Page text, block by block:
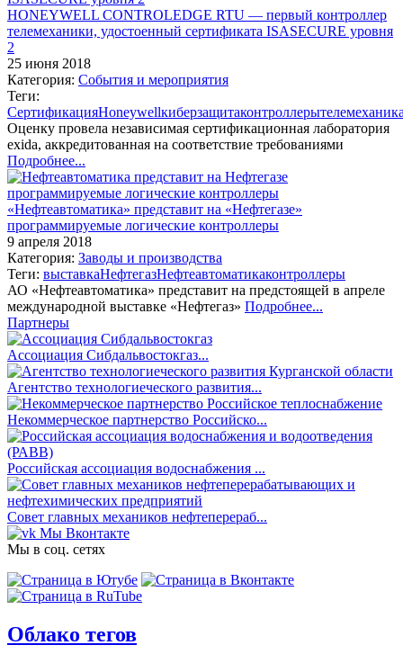
HONEYWELL CONTROLEDGE RTU — первый контроллер
телемеханики, удостоенный сертификата ISASECURE уровня
2
25 июня 2018
Категория: События и мероприятия
Теги:
СертификацияHoneywellкиберзащитаконтроллеры
Оценку провела независимая сертификационная лаборатория
exida, аккредитованная на соответствие требованиями
Подробнее...
«Нефтеавтоматика» представит на «Нефтегазе»
программируемые логические контроллеры
9 апреля 2018
Категория: Заводы и производства
Теги: выставкаНефтегазНефтеавтоматикаконтроллеры
АО «Нефтеавтоматика» представит на предстоящей в апреле
международной выставке «Нефтегаз» Подробнее...
Партнеры
Ассоциация Сибдальвостокгаз...
Агентство технологиеческого развития...
Некоммерческое партнерство Российско...
Российская ассоциация водоснабжения ...
Совет главных механиков нефтеперераб...
Мы Вконтакте
Мы в соц. сетях
Облако тегов